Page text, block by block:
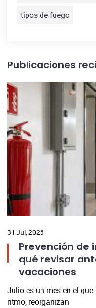
tipos de fuego
Publicaciones
31 Jul, 2026
Prevención de
qué revisar
vacaciones
Julio es un mes en el
ritmo, reorganizan